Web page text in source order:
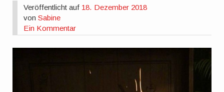
Veröffentlicht auf 18. Dezember 2018
vonSabine
Ein Kommentar